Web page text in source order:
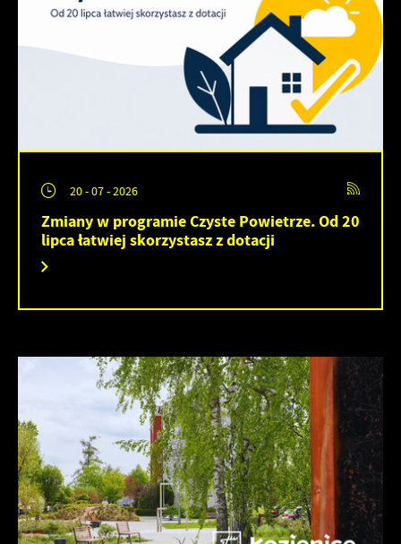
20 - 07 - 2026
Zmiany w programie Czyste Powietrze. Od 20
lipca łatwiej skorzystasz z dotacji